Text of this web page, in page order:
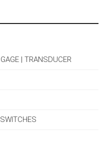
| TRANSDUCER